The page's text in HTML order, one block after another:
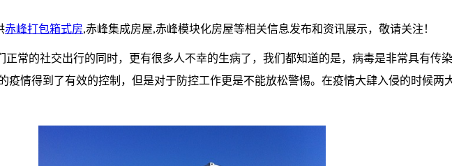
赤峰打包箱式房,赤峰集成房屋,赤峰模块化房屋等相关信息发布和资讯展示，敬请关注！
的社交出行的同时，更有很多人不幸的生病了，我们都知道的是，病毒是非常具有传
疫情得到了有效的控制，但是对于防控工作更是不能放松警惕。在疫情大肆入侵的时候两